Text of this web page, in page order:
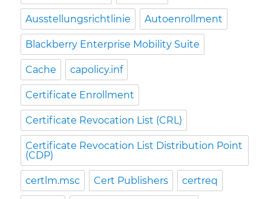
Ausstellungsrichtlinie Autoenrollment
Blackberry Enterprise Mobility Suite
Cache capolicy.inf
Certificate Enrollment
Certificate Revocation List (CRL)
Certificate Revocation List Distribution Point
(CDP)
certlm.msc Cert Publishers certreq